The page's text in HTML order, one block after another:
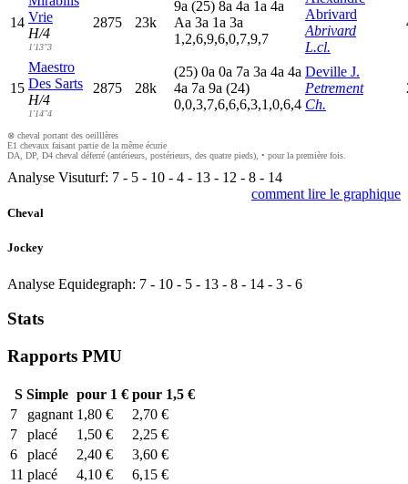
14 Vrie
H/4
1'13"3
2875 23k
9a (25) 8a 4a 1a 4a
Aa 3a 1a 3a
1,2,6,9,6,0,7,9,7
Abrivard
Abrivard
L.cl.
15
Maestro
Des Sarts
H/4
1'14"4
2875 28k
(25) 0a 0a 7a 3a 4a 4a
4a 7a 9a (24)
0,0,3,7,6,6,6,3,1,0,6,4
Deville J.
Petrement
Ch.
⊗ cheval portant des oeilllères
E1 chevaux faisant partie de la même écurie
DA, DP, D4 cheval déferré (antérieurs, postérieurs, des quatre pieds), • pour la première fois.
Analyse Visuturf: 7 - 5 - 10 - 4 - 13 - 12 - 8 - 14
comment lire le graphique
Cheval
Jockey
Analyse Equidegraph: 7 - 10 - 5 - 13 - 8 - 14 - 3 - 6
Stats
Rapports PMU
S Simple pour 1 € pour 1,5 €
7
gagnant 1,80 €
2,70 €
7
placé 1,50 €
2,25 €
6
placé 2,40 €
3,60 €
11 placé 4,10 € 6,15 €